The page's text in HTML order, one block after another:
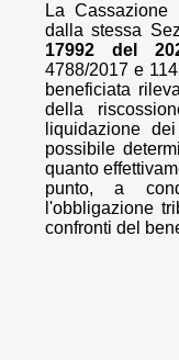
La
dalla stessa
17992 del
4788/2017 e
beneficiata
della
liquidazione
possibile
quanto
punto, a
l'obbligazione
confronti del